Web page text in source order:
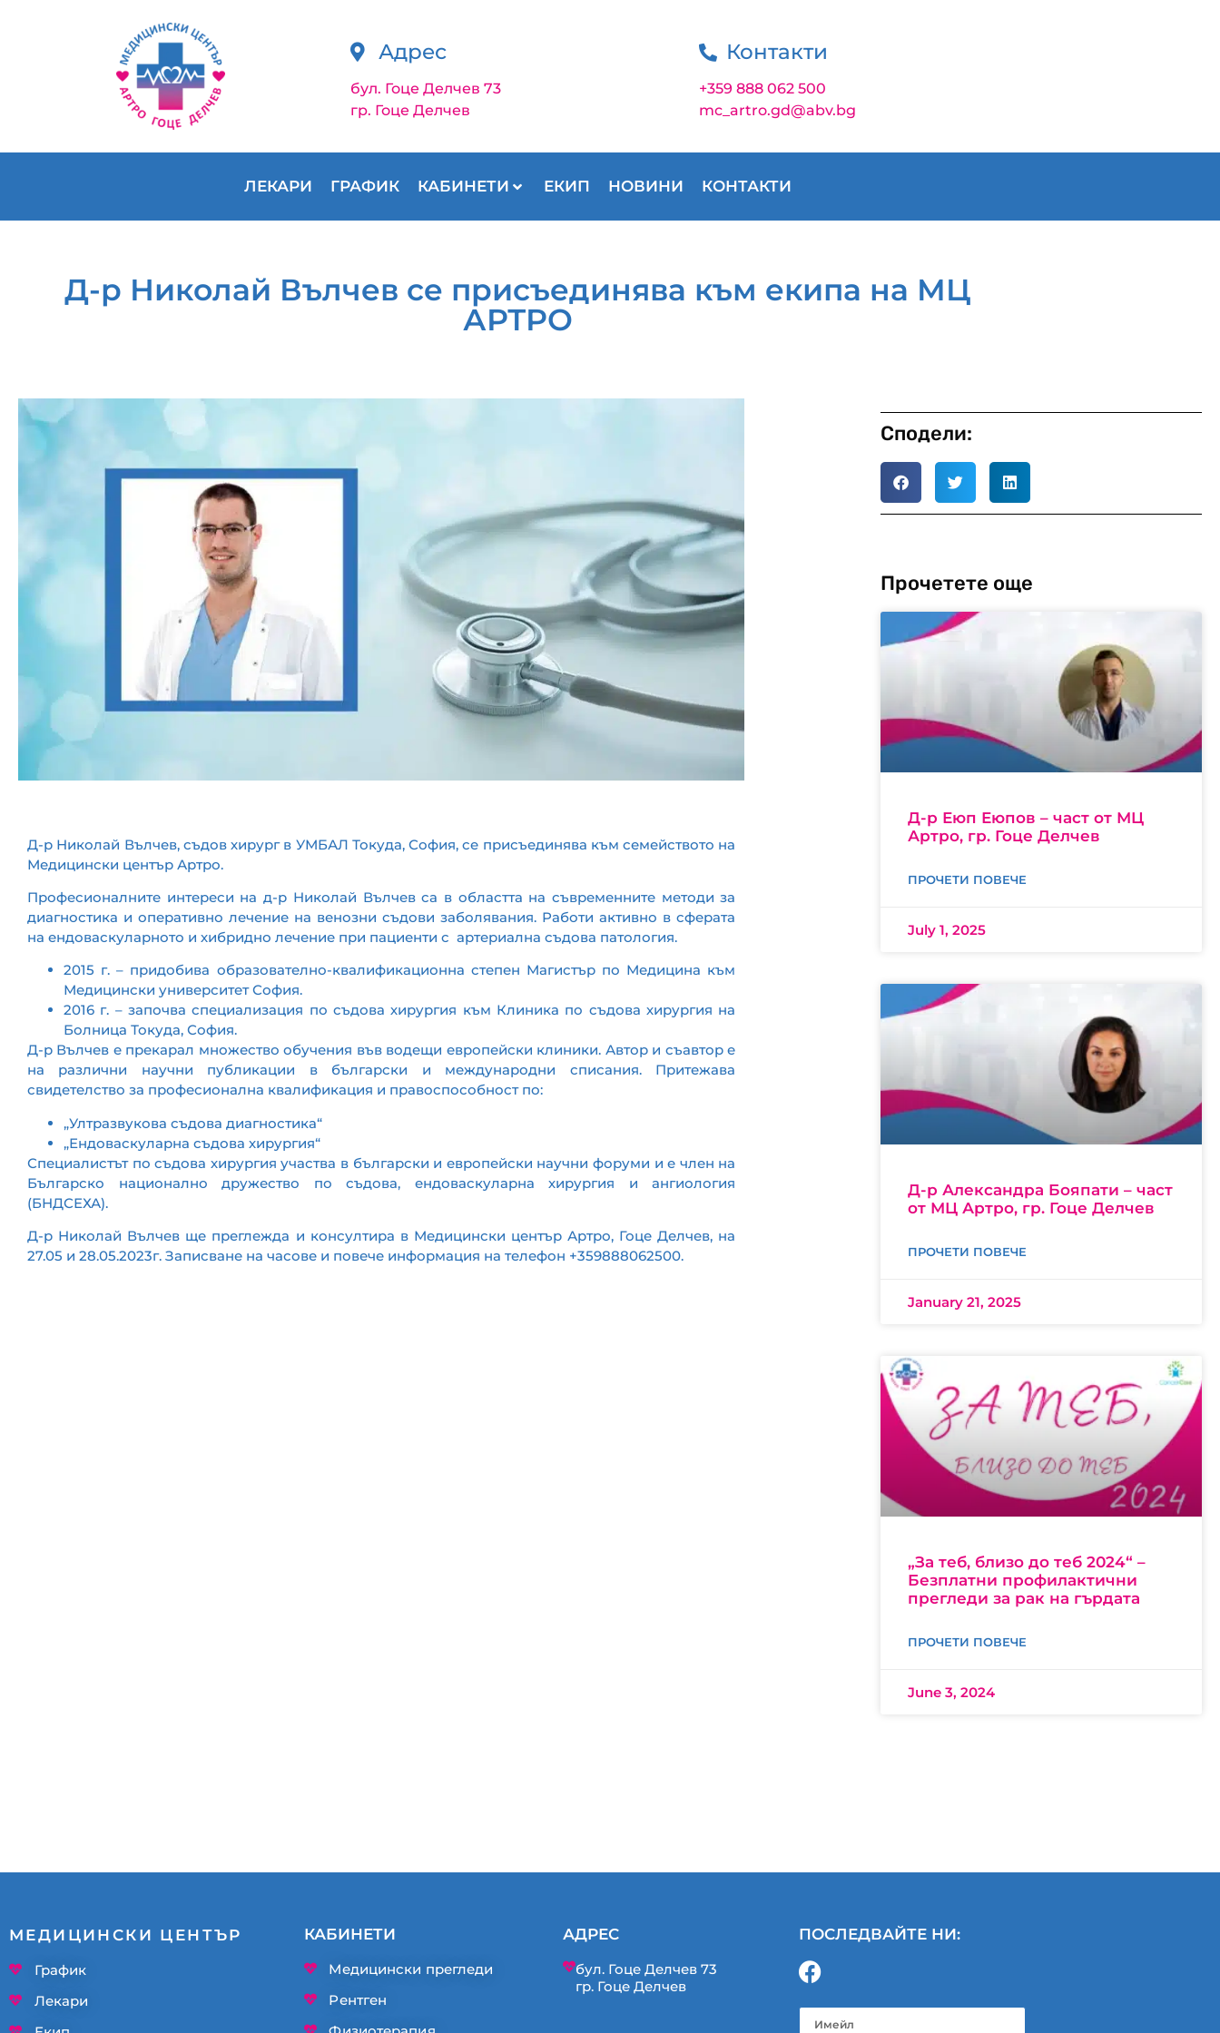
Адрес
бул. Гоце Делчев 73
гр. Гоце Делчев
Контакти
+359 888 062 500
mc_artro.gd@abv.bg
ЛЕКАРИ ГРАФИК КАБИНЕТИ ЕКИП НОВИНИ КОНТАКТИ
Д-р Николай Вълчев се присъединява към екипа на МЦ
АРТРО
Д-р Николай Вълчев, съдов хирург в УМБАЛ Токуда, София, се присъединява към семейството на
Медицински център Артро.
Професионалните интереси на д-р Николай Вълчев са в областта на съвременните методи за
диагностика и оперативно лечение на венозни съдови заболявания. Работи активно в сферата
на ендоваскуларното и хибридно лечение при пациенти с артериална съдова патология.
2015 г. – придобива образователно-квалификационна степен Магистър по Медицина към
Медицински университет София.
2016 г. – започва специализация по съдова хирургия към Клиника по съдова хирургия на
Болница Токуда, София.
Д-р Вълчев е прекарал множество обучения във водещи европейски клиники. Автор и съавтор е
на различни научни публикации в български и международни списания. Притежава
свидетелство за професионална квалификация и правоспособност по:
„Ултразвукова съдова диагностика“
„Ендоваскуларна съдова хирургия“
Специалистът по съдова хирургия участва в български и европейски научни форуми и е член на
Българско национално дружество по съдова, ендоваскуларна хирургия и ангиология
(БНДСЕХА).
Д-р Николай Вълчев ще преглежда и консултира в Медицински център Артро, Гоце Делчев, на
27.05 и 28.05.2023г. Записване на часове и повече информация на телефон +359888062500.
Сподели:
Прочетете още
Д-р Еюп Еюпов – част от МЦ
Артро, гр. Гоце Делчев
ПРОЧЕТИ ПОВЕЧЕ
July 1, 2025
Д-р Александра Бояпати – част
от МЦ Артро, гр. Гоце Делчев
ПРОЧЕТИ ПОВЕЧЕ
January 21, 2025
„За теб, близо до теб 2024“ –
Безплатни профилактични
прегледи за рак на гърдата
ПРОЧЕТИ ПОВЕЧЕ
June 3, 2024
МЕДИЦИНСКИ ЦЕНТЪР
График
Лекари
КАБИНЕТИ
Медицински прегледи
Рентген
АДРЕС
бул. Гоце Делчев 73
гр. Гоце Делчев
ПОСЛЕДВАЙТЕ НИ: